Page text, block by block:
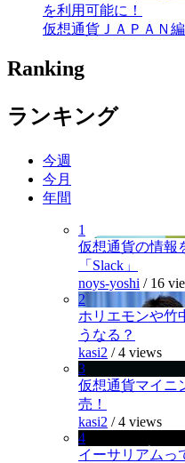
を利用可能に！
仮想通貨ＪＡＰＡＮ
Ranking
ランキング
今週
今月
年間
1
仮想通貨の情報
「Slack」
noys-yoshi / 16
2
ホリエモンや竹
うなる？
kasi2 /4 views
3
仮想通貨マイニ
売！
kasi2 /4 views
4
イーサリアムっ